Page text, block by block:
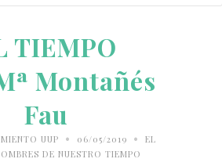
TIEMPO
Montañés
Fau
UUP • 06/05/2019 •
EL
DE NUESTRO TIEMPO